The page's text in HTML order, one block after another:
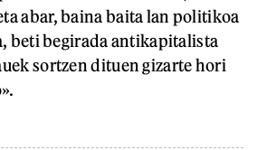
abar, baina baita lan politikoa
beti begirada antikapitalista
sortzen dituen gizarte hori